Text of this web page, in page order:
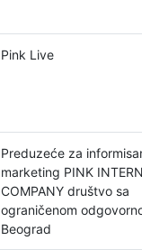
Pink Live
Preduzeće za
marketing PINK
COMPANY društvo sa
ograničenom
Beograd